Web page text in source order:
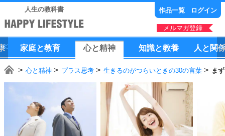
人生の教科書 作品一覧 ログイン
メルマガ登録
家庭と教育 心と精神 知識と教養 人 と 関
心と精神 プラス思考 生きるのがつらいときの30の言葉 ま